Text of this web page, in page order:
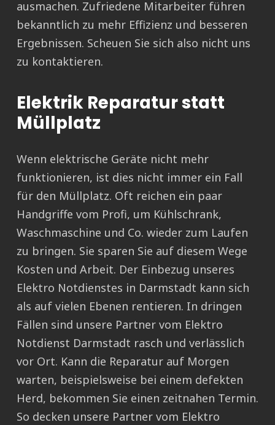
ausmachen. Zufriedene Mitarbeiter führen
bekanntlich zu mehr Effizienz und besseren
Ergebnissen. Scheuen Sie sich also nicht uns
zu kontaktieren.
Elektrik Reparatur statt
Müllplatz
Wenn elektrische Geräte nicht mehr
funktionieren, ist dies nicht immer ein Fall
für den Müllplatz. Oft reichen ein paar
Handgriffe vom Profi, um Kühlschrank,
Waschmaschine und Co. wieder zum Laufen
zu bringen. Sie sparen Sie auf diesem Wege
Kosten und Arbeit. Der Einbezug unseres
Elektro Notdienstes in Darmstadt kann sich
als auf vielen Ebenen rentieren. In dringen
Fällen sind unsere Partner vom Elektro
Notdienst Darmstadt rasch und verlässlich
vor Ort. Kann die Reparatur auf Morgen
warten, beispielsweise bei einem defekten
Herd, bekommen Sie einen zeitnahen Termin.
So decken unsere Partner vom Elektro